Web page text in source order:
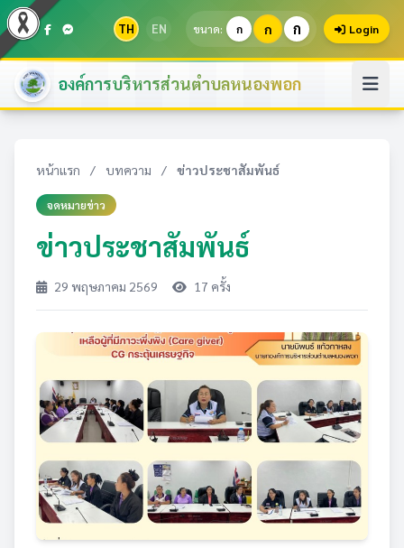
TH EN ขนาด: ก ก ก Login
องค์การบริหารส่วนตำบลหนองพอก
หน้าแรก / บทความ / ข่าวประชาสัมพันธ์
จดหมายข่าว
ข่าวประชาสัมพันธ์
29 พฤษภาคม 2569 17 ครั้ง